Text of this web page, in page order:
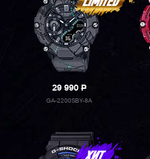
29 990P
GA-2200SBY-8A